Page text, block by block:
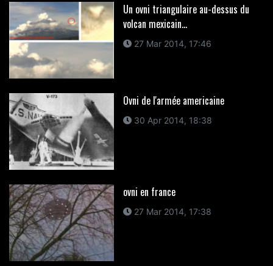
Un ovni triangulaire au-dessus du
volcan mexicain...
27 Mar 2014, 17:46
Ovni de l'armée americaine
30 Apr 2014, 18:38
ovni en france
27 Mar 2014, 17:38